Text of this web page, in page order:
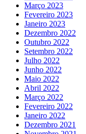
Março 2023
Fevereiro 2023
Janeiro 2023
Dezembro 2022
Outubro 2022
Setembro 2022
Julho 2022
Junho 2022
Maio 2022
Abril 2022
Março 2022
Fevereiro 2022
Janeiro 2022
Dezembro 2021